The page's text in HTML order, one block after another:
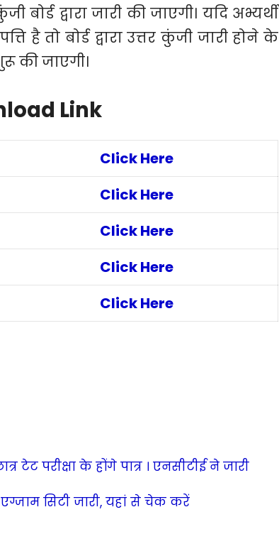
बोर्ड द्वारा जारी की जाएगी। यदि अभ्यर्थी
है तो बोर्ड द्वारा उत्तर कुंजी जारी होने के
की जाएगी।
Link
Click Here
Click Here
Click Here
Click Here
Click Here
टेट परीक्षा के होंगे पात्र । एनसीटीई ने जारी
एग्जाम सिटी जारी, यहां से चेक करें